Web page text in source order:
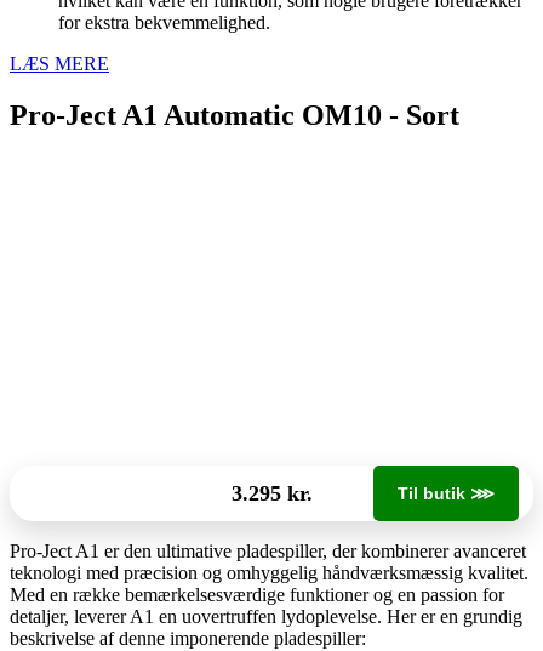
for ekstra bekvemmelighed.
LÆS MERE
Pro-Ject A1 Automatic OM10 - Sort
3.295 kr. Til butik ⋙
Pro-Ject A1 er den ultimative pladespiller, der kombinerer avanceret
teknologi med præcision og omhyggelig håndværksmæssig kvalitet.
Med en række bemærkelsesværdige funktioner og en passion for
detaljer, leverer A1 en uovertruffen lydoplevelse. Her er en grundig
beskrivelse af denne imponerende pladespiller: